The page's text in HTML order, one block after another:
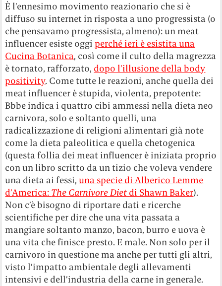
È l’ennesimo movimento reazionario che si è
diffuso su internet in risposta a uno progressista (o
che pensavamo progressista, almeno): un meat
influencer esiste oggiperché ieri è esistita una
Cucina Botanica, così come il culto della magrezza
è tornato, rafforzato, dopo l’illusione della body
positivity. Come tutte le reazioni, anche quella dei
meat influencer è stupida, violenta, prepotente:
Bbbe indica i quattro cibi ammessi nella dieta neo
carnivora, solo e soltanto quelli, una
radicalizzazione di religioni alimentari già note
come la dieta paleolitica e quella chetogenica
(questa follia dei meat influencer è iniziata proprio
con un libro scritto da un tizio che voleva vendere
una dieta ai fessi,una specie di Alberico Lemme
d’America: The Carnivore Diet di Shawn Baker).
Non c’è bisogno di riportare dati e ricerche
scientifiche per dire che una vita passata a
mangiare soltanto manzo, bacon, burro e uova è
una vita che finisce presto. E male. Non solo per il
carnivoro in questione ma anche per tutti gli altri,
visto l’impatto ambientale degli allevamenti
intensivi e dell’industria della carne in generale.